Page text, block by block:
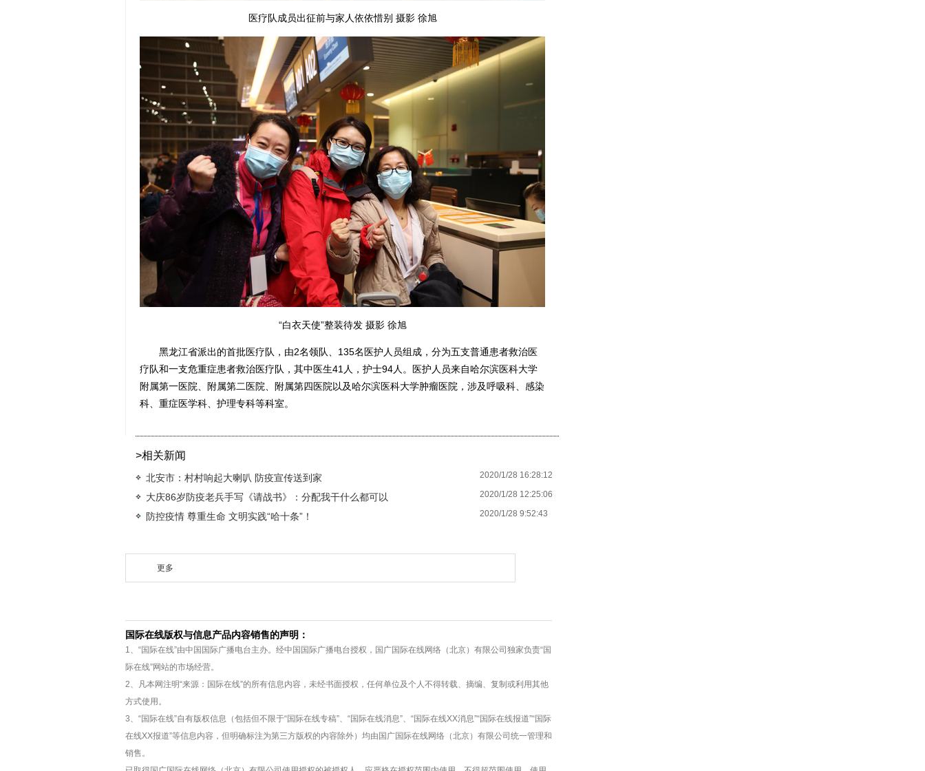
医疗队成员出征前与家人依依惜别 摄影 徐旭
“白衣天使”整装待发 摄影 徐旭
黑龙江省派出的首批医疗队，由2名领队、135名医护人员组成，分为五支普通患者救治医
疗队和一支危重症患者救治医疗队，其中医生41人，护士94人。医护人员来自哈尔滨医科大学
附属第一医院、附属第二医院、附属第四医院以及哈尔滨医科大学肿瘤医院，涉及呼吸科、感染
科、重症医学科、护理专科等科室。
>相关新闻
北安市：村村响起大喇叭 防疫宣传送到家 2020/1/28 16:28:12
大庆86岁防疫老兵手写《请战书》：分配我干什么都可以 2020/1/28 12:25:06
防控疫情 尊重生命 文明实践“哈十条”！ 2020/1/28 9:52:43
更多
国际在线版权与信息产品内容销售的声明：
1、“国际在线”由中国国际广播电台主办。经中国国际广播电台授权，国广国际在线网络（北京）有限公司独家负责“国
际在线”网站的市场经营。
2、凡本网注明“来源：国际在线”的所有信息内容，未经书面授权，任何单位及个人不得转载、摘编、复制或利用其他
方式使用。
3、“国际在线”自有版权信息（包括但不限于“国际在线专稿”、“国际在线消息”、“国际在线XX消息”“国际在线报道”“国际
在线XX报道”等信息内容，但明确标注为第三方版权的内容除外）均由国广国际在线网络（北京）有限公司统一管理和
销售。